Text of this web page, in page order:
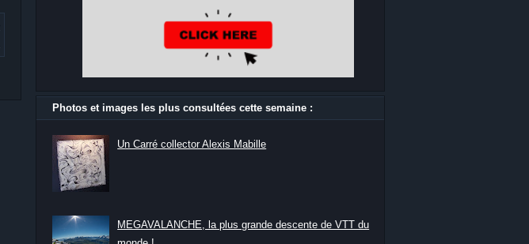
Photos et images les plus consultées cette semaine :
Un Carré collector Alexis Mabille
MEGAVALANCHE, la plus grande descente de VTT du